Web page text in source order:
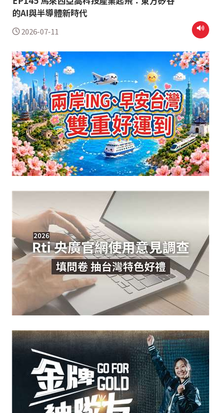
的AI與半導體新時代
2026-07-11